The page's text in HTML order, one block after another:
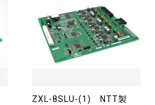
ZXL-8SLU-(1) NTT製